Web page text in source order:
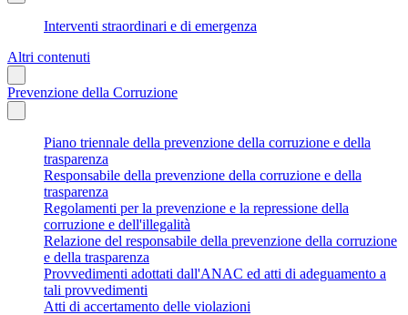
Interventi straordinari e di emergenza
Altri contenuti
Prevenzione della Corruzione
Piano triennale della prevenzione della corruzione e della
trasparenza
Responsabile della prevenzione della corruzione e della
trasparenza
Regolamenti per la prevenzione e la repressione della
corruzione e dell'illegalità
Relazione del responsabile della prevenzione della corruzione
e della trasparenza
Provvedimenti adottati dall'ANAC ed atti di adeguamento a
tali provvedimenti
Atti di accertamento delle violazioni